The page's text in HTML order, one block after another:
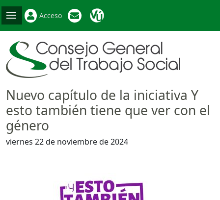
Acceso
Nuevo capítulo de la iniciativa Y
esto también tiene que ver con el
género
viernes 22 de noviembre de 2024